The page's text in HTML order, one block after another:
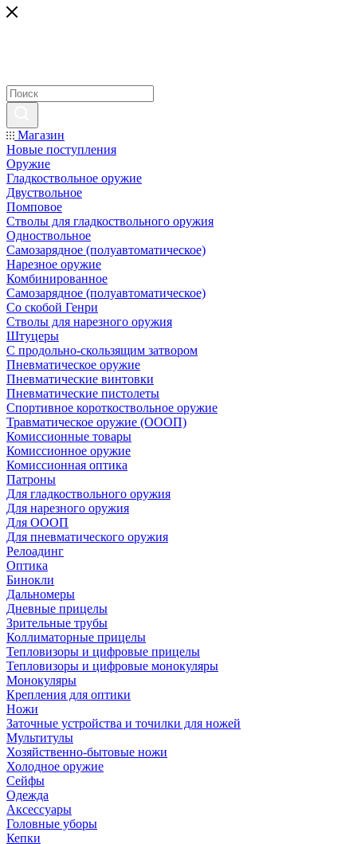
Магазин
Новые поступления
Оружие
Гладкоствольное оружие
Двуствольное
Помповое
Стволы для гладкоствольного оружия
Одноствольное
Самозарядное (полуавтоматическое)
Нарезное оружие
Комбинированное
Самозарядное (полуавтоматическое)
Со скобой Генри
Стволы для нарезного оружия
Штуцеры
С продольно-скользящим затвором
Пневматическое оружие
Пневматические винтовки
Пневматические пистолеты
Спортивное короткоствольное оружие
Травматическое оружие (ОООП)
Комиссионные товары
Комиссионное оружие
Комиссионная оптика
Патроны
Для гладкоствольного оружия
Для нарезного оружия
Для ОООП
Для пневматического оружия
Релоадинг
Оптика
Бинокли
Дальномеры
Дневные прицелы
Зрительные трубы
Коллиматорные прицелы
Тепловизоры и цифровые прицелы
Тепловизоры и цифровые монокуляры
Монокуляры
Крепления для оптики
Ножи
Заточные устройства и точилки для ножей
Мультитулы
Хозяйственно-бытовые ножи
Холодное оружие
Сейфы
Одежда
Аксессуары
Головные уборы
Кепки